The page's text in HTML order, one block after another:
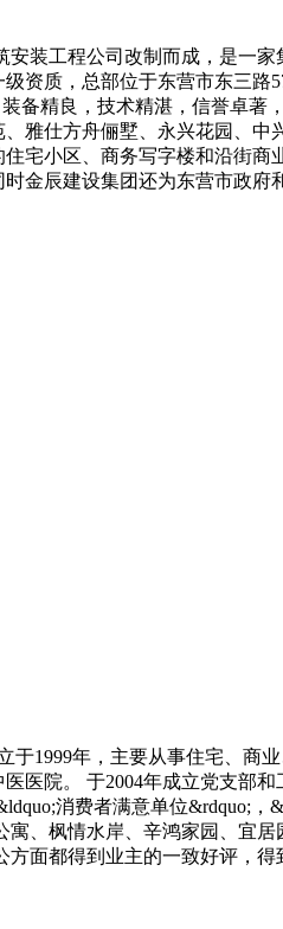
装工程公司改制而成，是一
资质，总部位于东营市东三路
备精良，技术精湛，信誉卓著
雅仕方舟俪墅、永兴花园、中
宅小区、商务写字楼和沿街商
金辰建设集团还为东营市政府
1999年，主要从事住宅、商
医院。 于2004年成立党支部和
消费者满意单位&rdquo;，
、枫情水岸、辛鸿家园、宜
面都得到业主的一致好评，